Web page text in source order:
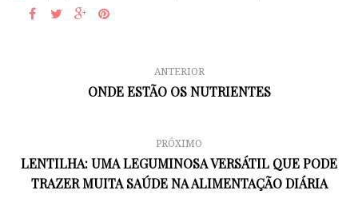
ANTERIOR
ONDE ESTÃO OS NUTRIENTES
PRÓXIMO
LENTILHA: UMA LEGUMINOSA VERSÁTIL QUE PODE
TRAZER MUITA SAÚDE NA ALIMENTAÇÃO DIÁRIA